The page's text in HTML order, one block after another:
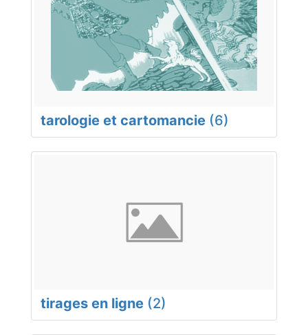
tarologie et cartomancie (6)
tirages en ligne (2)